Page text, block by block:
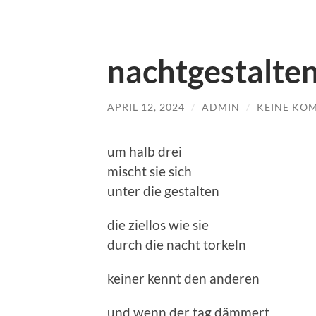
APRIL 12, 2024 / ADMIN / KEINE
um halb drei
mischt sie sich
unter die gestalten
die ziellos wie sie
durch die nacht torkeln
keiner kennt den anderen
und wenn der tag dämmert